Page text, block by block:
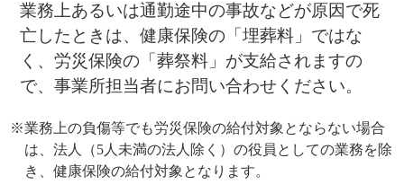
健保のしくみ